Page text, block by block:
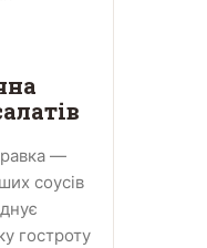
—
соусів
гостроту